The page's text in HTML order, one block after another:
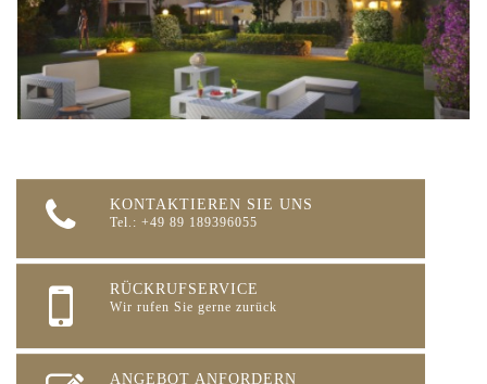
KONTAKTIEREN SIE UNS
Tel.: +49 89 189396055
RÜCKRUFSERVICE
Wir rufen Sie gerne zurück
ANGEBOT ANFORDERN